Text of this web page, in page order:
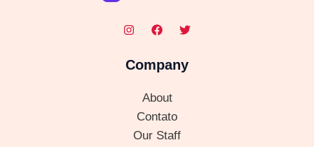
Company
About
Contato
Our Staff